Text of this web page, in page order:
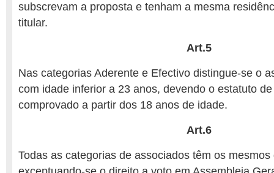
subscrevam a proposta e tenham a mesma
titular.
Art.5
Nas categorias Aderente e Efectivo distingue-se o
com idade inferior a 23 anos, devendo o estatuto
comprovado a partir dos 18 anos de idade.
Art.6
Todas as categorias de associados têm os